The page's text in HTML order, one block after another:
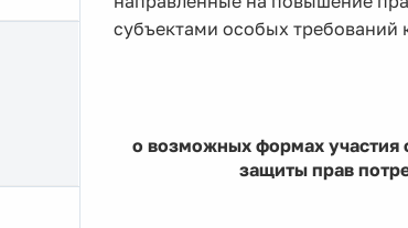
субъектами особых требований
о возможных формах участия
защиты прав